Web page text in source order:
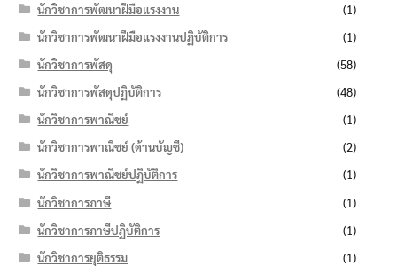
นักวิชาการพัฒนาฝีมือแรงงาน
(1)
นักวิชาการพัฒนาฝีมือแรงงานปฏิบัติการ
(1)
นักวิชาการพัสดุ
(58)
นักวิชาการพัสดุปฏิบัติการ
(48)
นักวิชาการพาณิชย์
(1)
นักวิชาการพาณิชย์ (ด้านบัญชี)
(2)
นักวิชาการพาณิชย์ปฏิบัติการ
(1)
นักวิชาการภาษี
(1)
นักวิชาการภาษีปฏิบัติการ
(1)
นักวิชาการยุติธรรม
(1)